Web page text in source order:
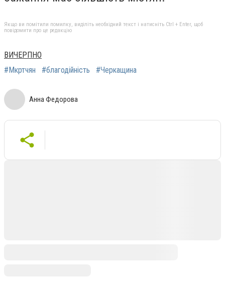
Якщо ви помітили помилку, виділіть необхідний текст і натисніть Ctrl + Enter, щоб
повідомити про це редакцію
ВИЧЕРПНО
#Мкртчян
#благодійність #Черкащина
Анна Федорова